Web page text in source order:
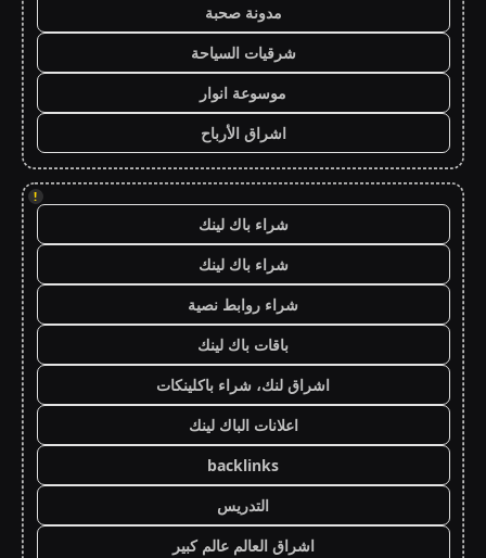
مدونة صحبة
شرقيات السياحة
موسوعة انوار
اشراق الأرباح
!
شراء باك لينك
شراء باك لينك
شراء روابط نصية
باقات باك لينك
اشراق لنك، شراء باكلينكات
اعلانات الباك لينك
backlinks
التدريس
اشراق العالم عالم كبير